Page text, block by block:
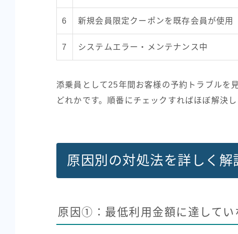
6 新規会員限定クーポンを既存会員が使用
7 システムエラー・メンテナンス中
添乗員として25年間お客様の予約トラブルを
どれかです。順番にチェックすればほぼ解決し
原因別の対処法を詳しく解
原因①：最低利用金額に達してい